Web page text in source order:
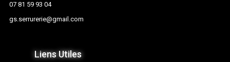
07 81 59 93 04
gs.serrurerie@gmail.com
Liens Utiles